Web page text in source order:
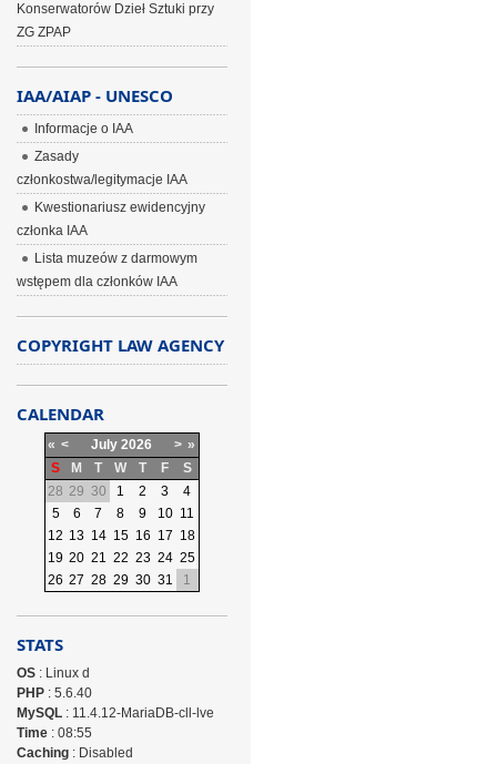
Konserwatorów Dzieł Sztuki przy
ZG ZPAP
IAA/AIAP - UNESCO
Informacje o IAA
Zasady
członkostwa/legitymacje IAA
Kwestionariusz ewidencyjny
członka IAA
Lista muzeów z darmowym
wstępem dla członków IAA
COPYRIGHT LAW AGENCY
CALENDAR
« < July 2026 > »
S
M T W T F
S
28 29 30 1 2 3
4
5
6 7 8 9 10 11
12 13 14 15 16 17 18
19 20 21 22 23 24 25
26 27 28 29 30 31 1
STATS
OS: Linux d
PHP: 5.6.40
MySQL: 11.4.12-MariaDB-cll-lve
Time: 08:55
Caching: Disabled